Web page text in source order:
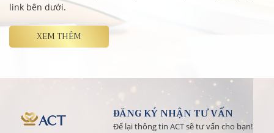
ĐĂNG KÝ NHẬN TƯ VẤN
Để lại thông tin ACT sẽ tư vấn cho bạn!
link bên dưới.
XEM THÊM